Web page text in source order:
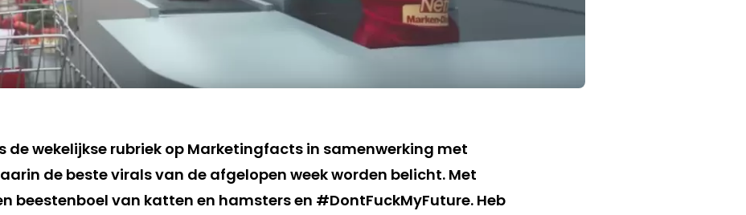
de wekelijkse rubriek op Marketingfacts in samenwerking met
de beste virals van de afgelopen week worden belicht. Met
beestenboel van katten en hamsters en #DontFuckMyFuture. Heb